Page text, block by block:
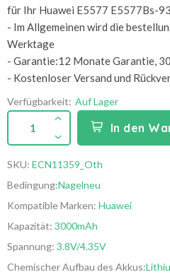
für Ihr Huawei E5577 E5577Bs-
- Im Allgemeinen wird die
Werktage
- Garantie:12 Monate Garantie,
- Kostenloser Versand und
Verfügbarkeit: Auf Lager
1 In den
SKU: ECN11359_Oth
Bedingung:Nagelneu
Kompatible Marken: Huawei
Kapazität: 3000mAh
Spannung: 3.8V/4.35V
Chemischer Aufbau des Akkus: